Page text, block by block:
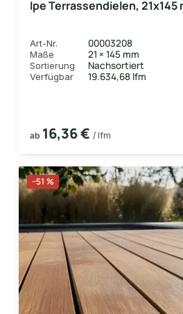
Ipe Terrassendielen,
Art-Nr. 00003208
Maße 21 × 145 mm
Sortierung Nachsortiert
Verfügbar 19.634,68 lfm
ab 16,36 € / lfm
−51 %